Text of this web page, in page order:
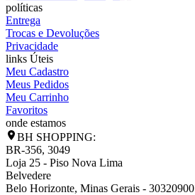
políticas
Entrega
Trocas e Devoluções
Privacidade
links Úteis
Meu Cadastro
Meus Pedidos
Meu Carrinho
Favoritos
onde estamos
BH SHOPPING:
BR-356, 3049
Loja 25 - Piso Nova Lima
Belvedere
Belo Horizonte, Minas Gerais - 30320900